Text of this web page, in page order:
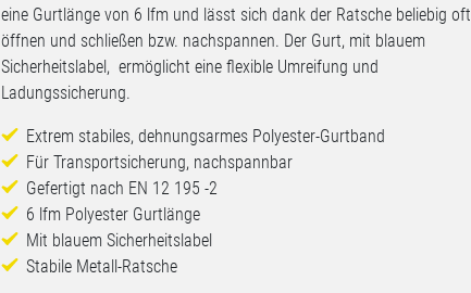
eine Gurtlänge von 6 lfm und lässt sich dank der Ratsche beliebig oft
öffnen und schließen bzw. nachspannen. Der Gurt, mit blauem
Sicherheitslabel, ermöglicht eine flexible Umreifung und
Ladungssicherung.
Extrem stabiles, dehnungsarmes Polyester-Gurtband
Für Transportsicherung, nachspannbar
Gefertigt nach EN 12 195 -2
6 lfm Polyester Gurtlänge
Mit blauem Sicherheitslabel
Stabile Metall-Ratsche